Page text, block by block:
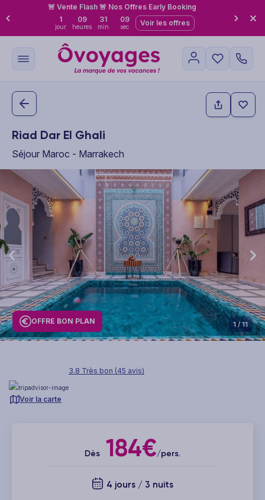
🚨 Vente Flash 🚨 Nos Offres Early Booking
1
jour
09
heures
31
min
08
sec Voir les offres
Riad Dar El Ghali
Séjour Maroc - Marrakech
This carousel shows one large product image at a time. Use the
OFFRE BON PLAN 1 / 11
3.8 Très bon (45 avis)
Voir la carte
Dès 184€/pers.
4 jours / 3 nuits